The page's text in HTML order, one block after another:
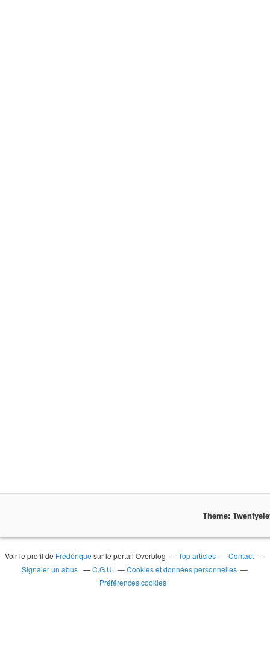
Theme:
Voir le profil de Frédérique sur le portail Overblog Top articles
Contact
Signaler un abus
C.G.U.
Cookies et données personnelles
Préférences cookies